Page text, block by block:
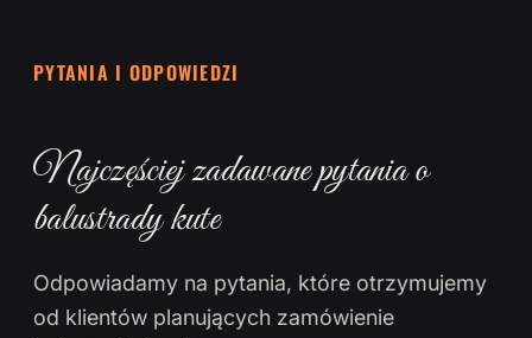
PYTANIA I ODPOWIEDZI
Najczęściej zadawane pytania o
balustrady kute
Odpowiadamy na pytania, które otrzymujemy
od klientów planujących zamówienie